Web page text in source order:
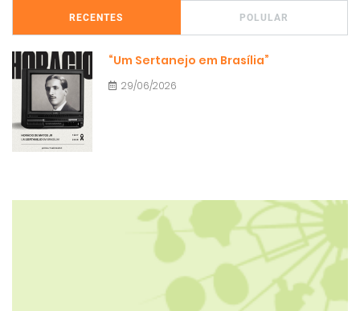
RECENTES POLULAR
“Um Sertanejo em Brasília”
29/06/2026